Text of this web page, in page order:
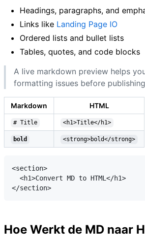
Headings, paragraphs, and
Links like Landing Page IO
Ordered lists and bullet lists
Tables, quotes, and code blocks
A live markdown preview helps
formatting issues before
Markdown HTML
# Title <h1>Title</h1>
bold <strong>bold</strong>
<section>
  <h1>Convert MD to HTML</h1>
</section>
Hoe Werkt de MD naar